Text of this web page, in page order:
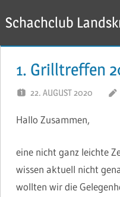
Inhalt
springen
Schachclub
1. Grilltreffen
22. AUGUST 2020
Hallo Zusammen,
eine nicht ganz leichte
wissen aktuell nicht
wollten wir die